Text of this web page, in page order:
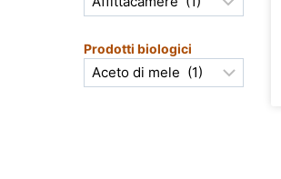
Prodotti biologici